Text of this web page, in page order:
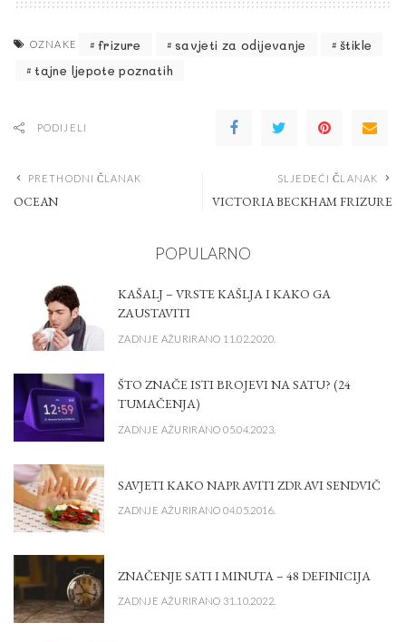
OZNAKE frizure savjeti za odijevanje
štikle
tajne ljepote poznatih
PODIJELI
PRETHODNI ČLANAK
OCEAN
SLJEDEĆI ČLANAK
VICTORIA BECKHAM FRIZURE
POPULARNO
KAŠALJ – VRSTE KAŠLJA I KAKO GA
ZAUSTAVITI
ZADNJE AŽURIRANO 11.02.2020.
ŠTO ZNAČE ISTI BROJEVI NA SATU? (24
TUMAČENJA)
ZADNJE AŽURIRANO 05.04.2023.
SAVJETI KAKO NAPRAVITI ZDRAVI SENDVIČ
ZADNJE AŽURIRANO 04.05.2016.
ZNAČENJE SATI I MINUTA – 48 DEFINICIJA
ZADNJE AŽURIRANO 31.10.2022.